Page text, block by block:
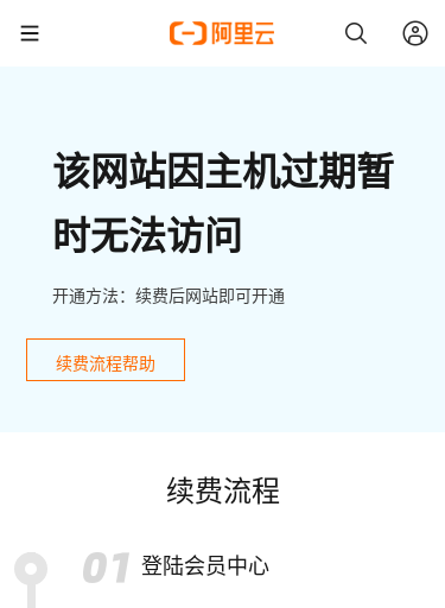
该网站因主机过期暂
时无法访问
开通方法：续费后网站即可开通
续费流程帮助
续费流程
登陆会员中心